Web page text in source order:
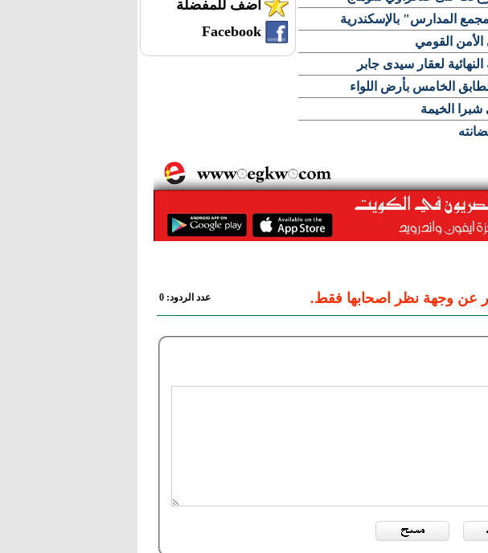
أضف للمفضلة
Facebook
المدارس" بالإسكندرية
القومي
الخامس بأرض اللواء
الخيمة
عن وجهة نظر اصحابها فقط.
عدد الردود: 0